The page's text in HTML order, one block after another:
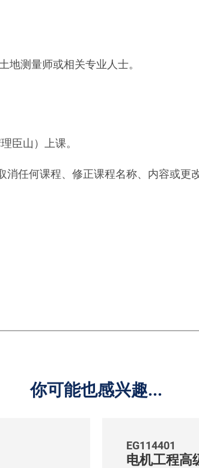
地测量师或相关专业人士。
臣山）上课。
任何课程、修正课程名称、内容或更
你可能也感兴趣...
EG114401
电机工程高